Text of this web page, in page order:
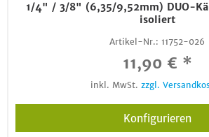
1/4" / 3/8" (6,35/9,52mm) DUO-
isoliert
Artikel-Nr.: 11752-026
11,90 € *
inkl. MwSt. zzgl.
Konfigurieren